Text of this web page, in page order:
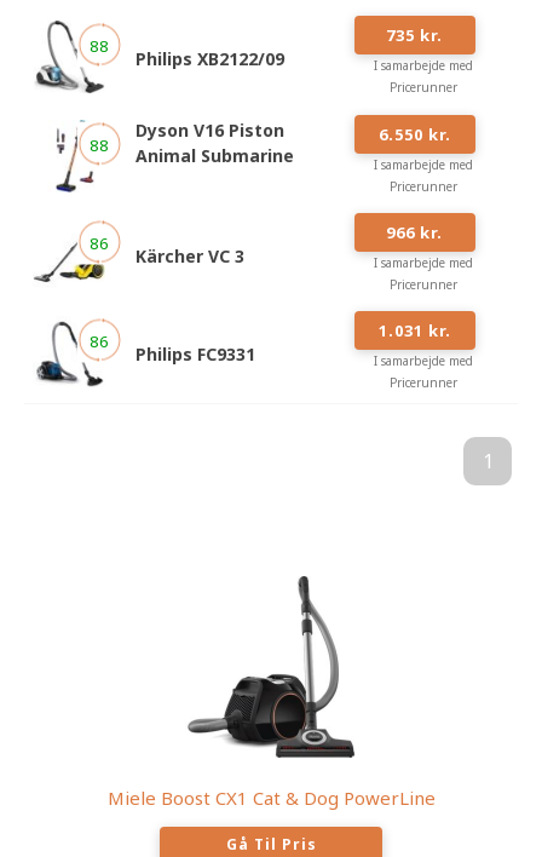
88
Philips XB2122/09
735 kr.
I samarbejde med
Pricerunner
88
Dyson V16 Piston
Animal Submarine
6.550 kr.
I samarbejde med
Pricerunner
86
Kärcher VC 3
966 kr.
I samarbejde med
Pricerunner
86
Philips FC9331
1.031 kr.
I samarbejde med
Pricerunner
1
Miele Boost CX1 Cat & Dog PowerLine
Gå Til Pris